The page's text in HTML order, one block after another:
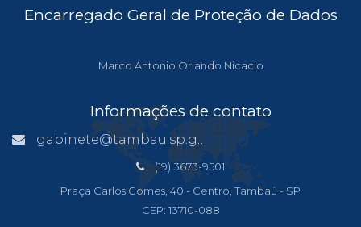
Encarregado Geral de Proteção de Dados
Marco Antonio Orlando Nicacio
Informações de contato
gabinete@tambau.sp.gov.br
(19) 3673-9501
Praça Carlos Gomes, 40 - Centro, Tambaú - SP
CEP: 13710-088